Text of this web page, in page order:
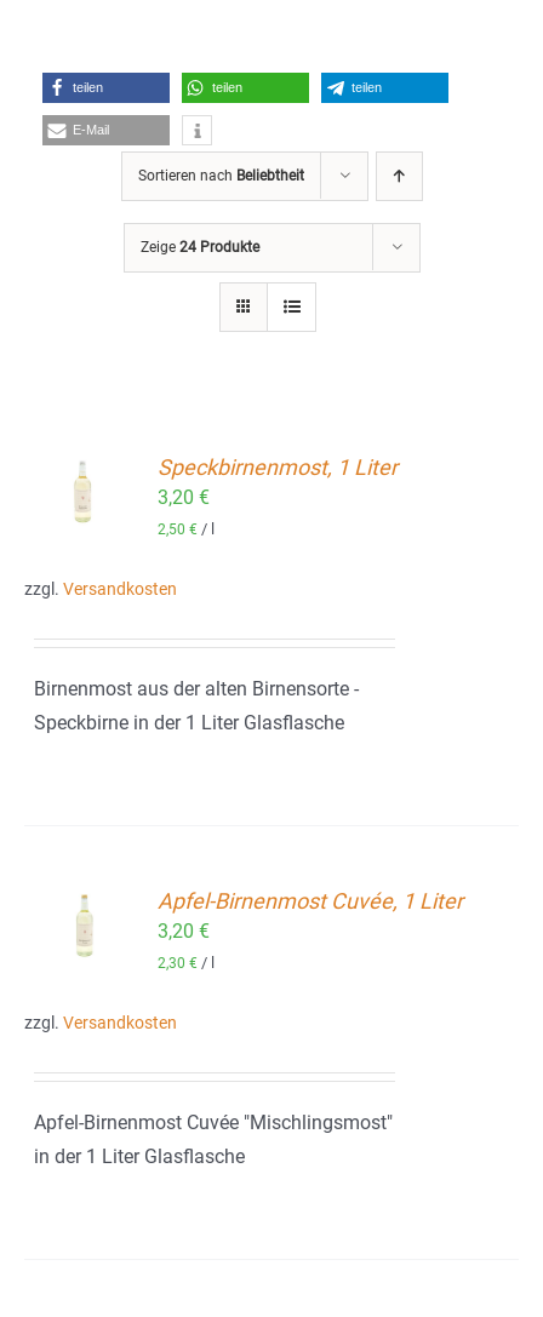
teilen teilen teilen
E-Mail
Sortieren nach Beliebtheit
Zeige 24 Produkte
Speckbirnenmost, 1 Liter
3,20€
2,50€ /
zzgl. Versandkosten
Birnenmost aus der alten Birnensorte -
Speckbirne in der 1 Liter Glasflasche
Apfel-Birnenmost Cuvée, 1 Liter
3,20€
2,30€ /
zzgl. Versandkosten
Apfel-Birnenmost Cuvée "Mischlingsmost"
in der 1 Liter Glasflasche